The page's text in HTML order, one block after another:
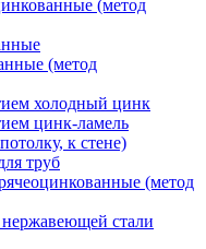
(метод
(метод
холодный цинк
цинк-ламель
к стене)
труб
(метод
стали